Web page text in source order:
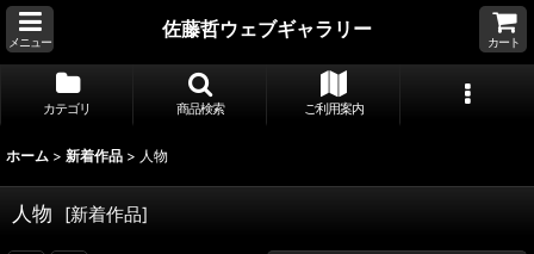
メニュー
佐藤哲ウェブギャラリー
カート
カテゴリ 商品検索 ご利用案内
ホーム > 新着作品 > 人物
人物 [新着作品]